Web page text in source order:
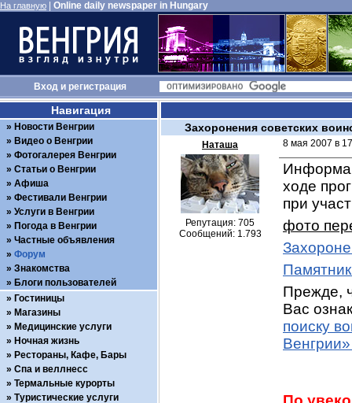
На главную Online daily newspaper in Hungary
Входи регистрация
Захоронения советских
Наташа
Репутация: 705
Сообщений: 1.793
8 мая 2007 в
ходе
при
фото
Прежде,
Вас
поиску
Навигация
Новости Венгрии
Видео о Венгрии
Фотогалерея Венгрии
Статьи о Венгрии
Афиша
Фестивали Венгрии
Услуги в Венгрии
Погода в Венгрии
Частные объявления
Форум
Знакомства
Блоги пользователей
Гостиницы
Магазины
Медицинские услуги
Ночная жизнь
Рестораны, Кафе, Бары
Спа и веллнесс
Термальные курорты
Туристические услуги